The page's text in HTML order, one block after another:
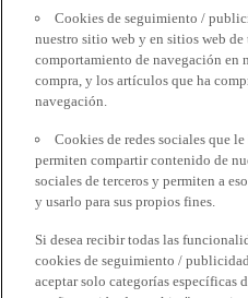
Cookies de seguimiento /
nuestro sitio web y en sitios web
comportamiento de navegación en
compra, y los artículos que ha
navegación.
Cookies de redes sociales que
permiten compartir contenido de
sociales de terceros y permiten a
y usarlo para sus propios fines.
Si desea recibir todas las
cookies de seguimiento /
aceptar solo categorías específicas